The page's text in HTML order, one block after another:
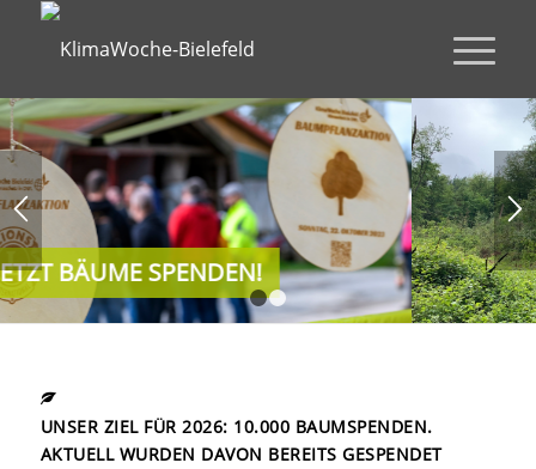
1 2
UNSER ZIEL FÜR 2026: 10.000 BAUMSPENDEN.
AKTUELL WURDEN DAVON BEREITS GESPENDET